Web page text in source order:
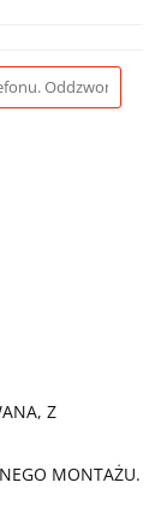
Z
MONTAŻU.